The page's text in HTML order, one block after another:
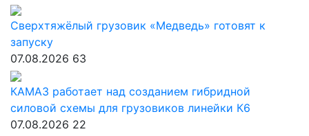
Сверхтяжёлый грузовик «Медведь» готовят к
запуску
07.08.2026 63
КАМАЗ работает над созданием гибридной
силовой схемы для грузовиков линейки К6
07.08.2026 22